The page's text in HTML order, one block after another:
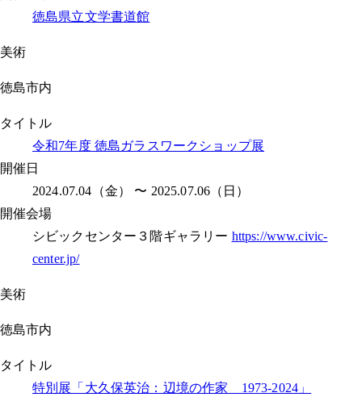
徳島県立文学書道館
美術
徳島市内
タイトル
令和7年度 徳島ガラスワークショップ展
開催日
2024.07.04（金） 〜 2025.07.06（日）
開催会場
シビックセンター３階ギャラリー https://www.civic-
center.jp/
美術
徳島市内
タイトル
特別展「大久保英治：辺境の作家 1973-2024」